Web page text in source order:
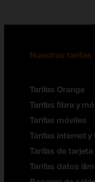
Nuestras tarifas
Tarifas Orange
Tarifas fibra y
Tarifas móviles
Tarifas internet y
Tarifas de
Tarifas datos